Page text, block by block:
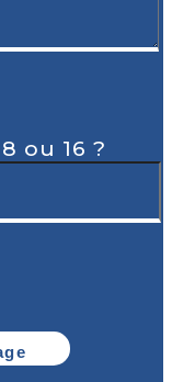
ou 16 ?